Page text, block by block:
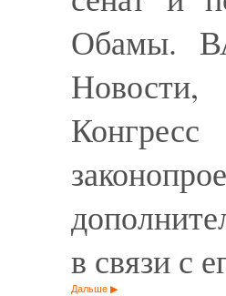
Обамы.
в связи с
Дальше